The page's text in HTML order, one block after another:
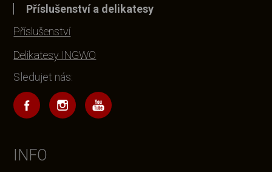
Příslušenství a delikatesy
Příslušenství
Delikatesy INGWO
Sledujet nás:
INFO